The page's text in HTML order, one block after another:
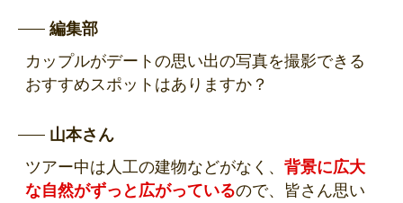
編集部
カップルがデートの思い出の写真を撮影できる
おすすめスポットはありますか？
山本さん
ツアー中は人工の建物などがなく、 背景に広大
な自然がずっと広がっているので、皆さん思い